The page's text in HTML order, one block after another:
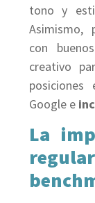
tono y
Asimismo,
con
creativo
Google e
La